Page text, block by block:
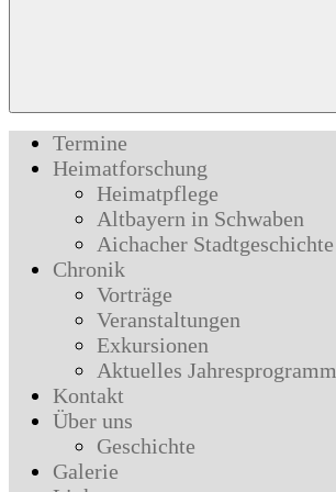
Termine
Heimatforschung
Heimatpflege
Altbayern in Schwaben
Aichacher Stadtgeschichte
Chronik
Vorträge
Veranstaltungen
Exkursionen
Aktuelles Jahresprogramm
Kontakt
Über uns
Geschichte
Galerie